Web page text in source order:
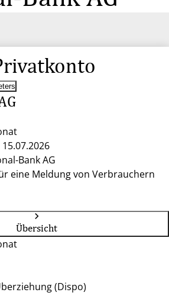
Bank AG
eine Meldung von Verbrauchern
Übersicht
(Dispo)